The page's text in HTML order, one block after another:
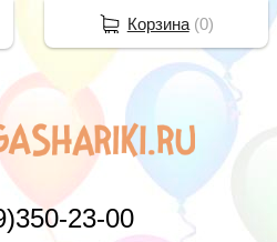
23-00
Корзина(0)